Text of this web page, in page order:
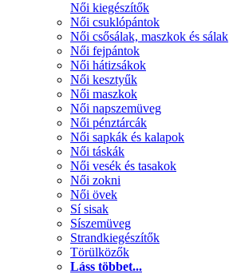
Női kiegészítők
Női csuklópántok
Női csősálak, maszkok és sálak
Női fejpántok
Női hátizsákok
Női kesztyűk
Női maszkok
Női napszemüveg
Női pénztárcák
Női sapkák és kalapok
Női táskák
Női vesék és tasakok
Női zokni
Női övek
Sí sisak
Síszemüveg
Strandkiegészítők
Törülközők
Láss többet...